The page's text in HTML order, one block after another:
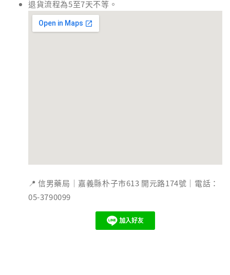
退貨流程為5至7天不等。
📍 信男藥局｜嘉義縣朴子市613 開元路174號｜電話：
05-3790099